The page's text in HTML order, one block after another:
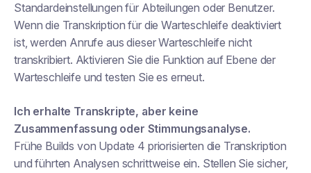
Standardeinstellungen für Abteilungen oder Benutzer.
Wenn die Transkription für die Warteschleife deaktiviert
ist, werden Anrufe aus dieser Warteschleife nicht
transkribiert. Aktivieren Sie die Funktion auf Ebene der
Warteschleife und testen Sie es erneut.
Ich erhalte Transkripte, aber keine
Zusammenfassung oder Stimmungsanalyse.
Frühe Builds von Update 4 priorisierten die Transkription
und führten Analysen schrittweise ein. Stellen Sie sicher,